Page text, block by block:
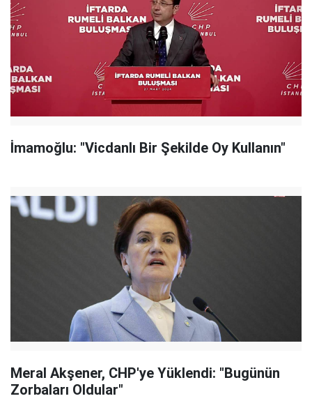
İmamoğlu: "Vicdanlı Bir Şekilde Oy Kullanın"
Meral Akşener, CHP'ye Yüklendi: "Bugünün
Zorbaları Oldular"